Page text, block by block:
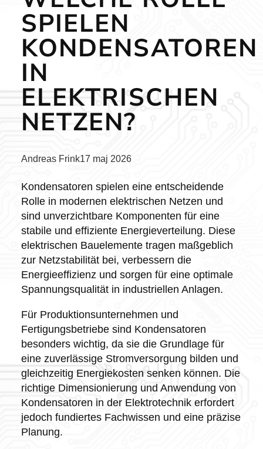
SPIELEN
KONDENSATOREN
IN
ELEKTRISCHEN
NETZEN?
Posted
Andreas Frink17 maj 2026
Kondensatoren spielen eine entscheidende
Rolle in modernen elektrischen Netzen und
sind unverzichtbare Komponenten für eine
stabile und effiziente Energieverteilung. Diese
elektrischen Bauelemente tragen maßgeblich
zur Netzstabilität bei, verbessern die
Energieeffizienz und sorgen für eine optimale
Spannungsqualität in industriellen Anlagen.
Für Produktionsunternehmen und
Fertigungsbetriebe sind Kondensatoren
besonders wichtig, da sie die Grundlage für
eine zuverlässige Stromversorgung bilden und
gleichzeitig Energiekosten senken können. Die
richtige Dimensionierung und Anwendung von
Kondensatoren in der Elektrotechnik erfordert
jedoch fundiertes Fachwissen und eine präzise
Planung.